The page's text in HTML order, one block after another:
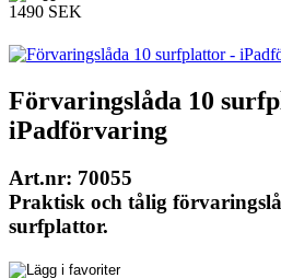
1490 SEK
Förvaringslåda 10
iPadförvaring
Art.nr: 70055
Praktisk och tålig
surfplattor.